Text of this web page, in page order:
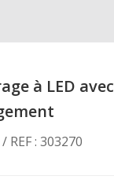
à LED avec
REF : 303270